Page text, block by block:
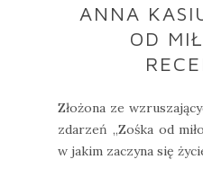
ANNA
OD
Złożona ze
zdarzeń „Zośka od
w jakim zaczyna się